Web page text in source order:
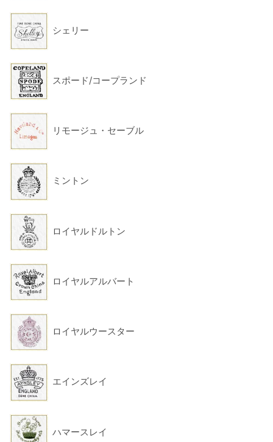
シェリー
スポード/コープランド
リモージュ・セーブル
ミントン
ロイヤルドルトン
ロイヤルアルバート
ロイヤルウースター
エインズレイ
ハマースレイ